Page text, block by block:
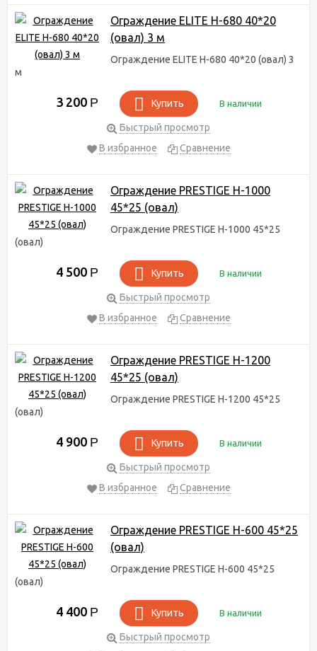
Ограждение ELITE H-680 40*20
(овал) 3 м
Ограждение ELITE H-680 40*20 (овал) 3
м
3 200 Р Купить В наличии
Быстрый просмотр
В избранное
Сравнение
Ограждение PRESTIGE H-1000
45*25 (овал)
Ограждение PRESTIGE H-1000 45*25
(овал)
4 500 Р Купить В наличии
Быстрый просмотр
В избранное
Сравнение
Ограждение PRESTIGE H-1200
45*25 (овал)
Ограждение PRESTIGE H-1200 45*25
(овал)
4 900 Р Купить В наличии
Быстрый просмотр
В избранное
Сравнение
Ограждение PRESTIGE H-600 45*25
(овал)
Ограждение PRESTIGE H-600 45*25
(овал)
4 400 Р Купить В наличии
Быстрый просмотр